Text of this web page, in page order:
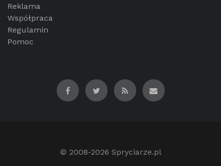
Reklama
Współpraca
Regulamin
Pomoc
© 2008-2026 Spryciarze.pl